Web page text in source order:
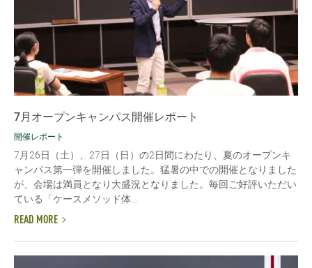
7月オープンキャンパス開催レポート
開催レポート
7月26日（土）、27日（日）の2日間にわたり、夏のオープンキ
ャンパス第一弾を開催しました。猛暑の中での開催となりました
が、会場は満員となり大盛況となりました。毎回ご好評いただい
ている「ケースメソッド体...
READ MORE